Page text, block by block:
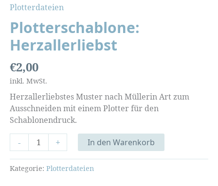
Plotterdateien
Plotterschablone:
Herzallerliebst
€2,00
inkl. MwSt.
Herzallerliebstes Muster nach Müllerin Art zum
Ausschneiden mit einem Plotter für den
Schablonendruck.
-
Plotterschablone:
Herzallerliebst
Menge
+ In den Warenkorb
Kategorie: Plotterdateien